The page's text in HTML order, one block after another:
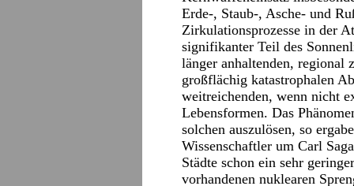
Erde-, Staub-, Asche- und
Zirkulationsprozesse in der
signifikanter Teil des
länger anhaltenden, regional
großflächig katastrophalen
weitreichenden, wenn nicht
Lebensformen. Das
solchen auszulösen, so
Wissenschaftler um Carl
Städte schon ein sehr
vorhandenen nuklearen